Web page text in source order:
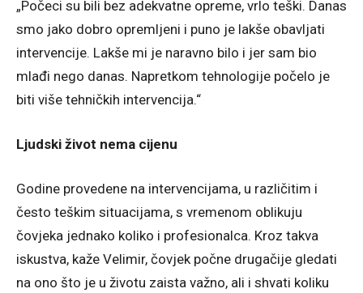
„Počeci su bili bez adekvatne opreme, vrlo teški. Danas
smo jako dobro opremljeni i puno je lakše obavljati
intervencije. Lakše mi je naravno bilo i jer sam bio
mlađi nego danas. Napretkom tehnologije počelo je
biti više tehničkih intervencija.“
Ljudski život nema cijenu
Godine provedene na intervencijama, u različitim i
često teškim situacijama, s vremenom oblikuju
čovjeka jednako koliko i profesionalca. Kroz takva
iskustva, kaže Velimir, čovjek počne drugačije gledati
na ono što je u životu zaista važno, ali i shvati koliku